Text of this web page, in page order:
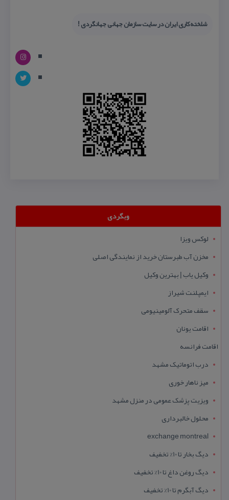
شلخته‌كاری ایران در سایت سازمان جهانی جهانگردی !
وبگردی
لوکس ویزا
مخزن آب طبرستان خرید از نمایندگی اصلی
وکیل یاب | بهترین وکیل
ایمپلنت شیراز
سقف متحرک آلومینیومی
اقامت یونان
اقامت فرانسه
درب اتوماتیک مشهد
میز ناهار خوری
ویزیت پزشک عمومی در منزل مشهد
محلول خالبرداری
exchange montreal
دیگ بخار تا 10% تخفیف
دیگ روغن داغ تا 10% تخفیف
دیگ آبگرم تا 10% تخفیف